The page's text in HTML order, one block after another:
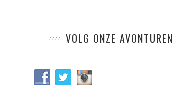
VOLG ONZE AVONTUREN